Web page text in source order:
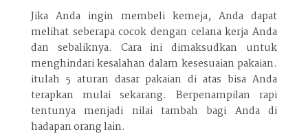
Jika Anda ingin membeli kemeja, Anda dapat
melihat seberapa cocok dengan celana kerja Anda
dan sebaliknya. Cara ini dimaksudkan untuk
menghindari kesalahan dalam kesesuaian pakaian.
itulah 5 aturan dasar pakaian di atas bisa Anda
terapkan mulai sekarang. Berpenampilan rapi
tentunya menjadi nilai tambah bagi Anda di
hadapan orang lain.